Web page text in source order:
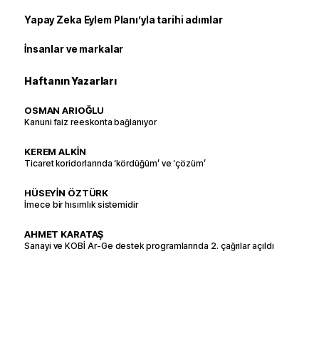
Yapay Zeka Eylem Planı’yla tarihi adımlar
İnsanlar ve markalar
Haftanın Yazarları
OSMAN ARIOĞLU
Kanuni faiz reeskonta bağlanıyor
KEREM ALKİN
Ticaret koridorlarında ‘kördüğüm’ ve ‘çözüm’
HÜSEYİN ÖZTÜRK
İmece bir hısımlık sistemidir
AHMET KARATAŞ
Sanayi ve KOBİ Ar-Ge destek programlarında 2. çağrılar açıldı